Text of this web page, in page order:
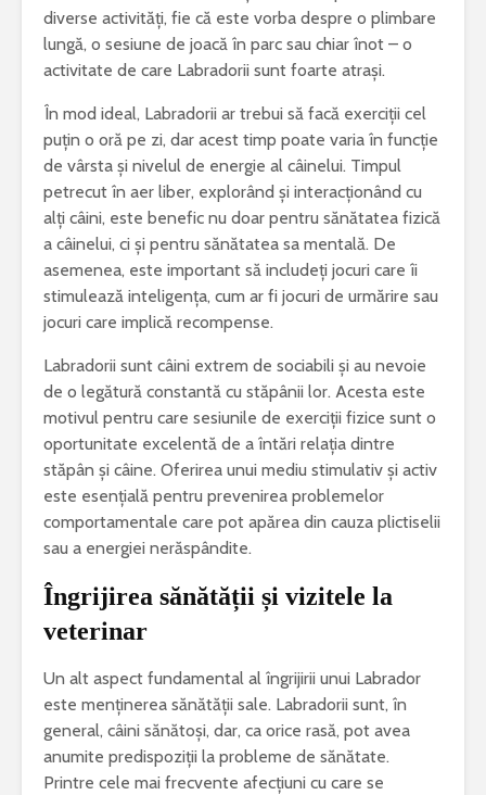
diverse activități, fie că este vorba despre o plimbare
lungă, o sesiune de joacă în parc sau chiar înot – o
activitate de care Labradorii sunt foarte atrași.
În mod ideal, Labradorii ar trebui să facă exerciții cel
puțin o oră pe zi, dar acest timp poate varia în funcție
de vârsta și nivelul de energie al câinelui. Timpul
petrecut în aer liber, explorând și interacționând cu
alți câini, este benefic nu doar pentru sănătatea fizică
a câinelui, ci și pentru sănătatea sa mentală. De
asemenea, este important să includeți jocuri care îi
stimulează inteligența, cum ar fi jocuri de urmărire sau
jocuri care implică recompense.
Labradorii sunt câini extrem de sociabili și au nevoie
de o legătură constantă cu stăpânii lor. Acesta este
motivul pentru care sesiunile de exerciții fizice sunt o
oportunitate excelentă de a întări relația dintre
stăpân și câine. Oferirea unui mediu stimulativ și activ
este esențială pentru prevenirea problemelor
comportamentale care pot apărea din cauza plictiselii
sau a energiei nerăspândite.
Îngrijirea sănătății și vizitele la
veterinar
Un alt aspect fundamental al îngrijirii unui Labrador
este menținerea sănătății sale. Labradorii sunt, în
general, câini sănătoși, dar, ca orice rasă, pot avea
anumite predispoziții la probleme de sănătate.
Printre cele mai frecvente afecțiuni cu care se